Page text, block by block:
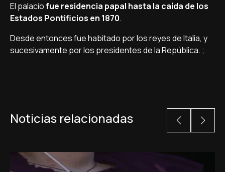
El palaciofue residencia papal hasta la caída de los
Estados Pontificios en 1870.
Desde entonces fue habitado por los reyes de Italia, y
sucesivamente por los presidentes de la República. ;
Noticias relacionadas